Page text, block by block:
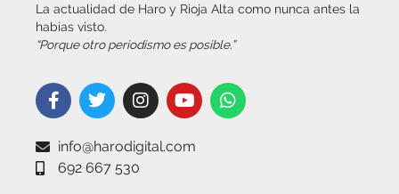
La actualidad de Haro y Rioja Alta como nunca antes la
habías visto.
“Porque otro periodismo es posible.”
info@harodigital.com
692 667 530